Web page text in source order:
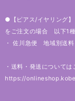
●【ピアス/イヤリング】
をご注文の場合 以下1種
・ 佐川急便 地域別送料
・送料・発送については
https://